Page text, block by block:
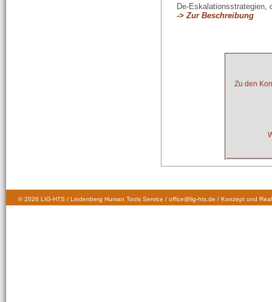
De-Eskalationsstrategien,
-> Zur Beschreibung
Zu den
© 2026 LIG-HTS / Lindenberg Human Tools Service / office@lig-hts.de / Konzept und